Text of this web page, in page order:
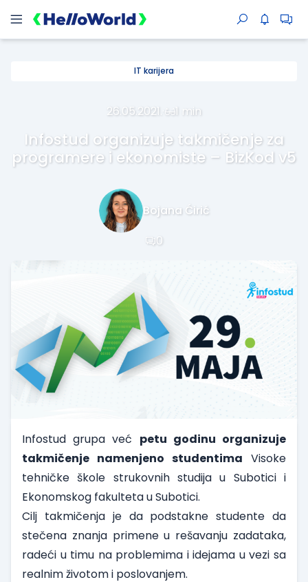
IT karijera
26.05.2021. 1 min
Infostud organizuje takmičenje za
programere i ekonomiste – BizKod v5
Bojana Ćirić
0
Infostud grupa već petu godinu organizuje
takmičenje namenjeno studentima Visoke
tehničke škole strukovnih studija u Subotici i
Ekonomskog fakulteta u Subotici.
Cilj takmičenja je da podstakne studente da
stečena znanja primene u rešavanju zadataka,
radeći u timu na problemima i idejama u vezi sa
realnim životom i poslovanjem.